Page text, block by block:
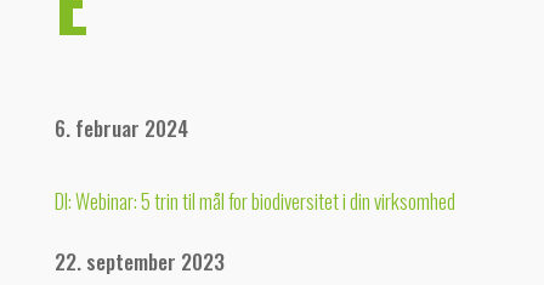
6. februar 2024
DI: Webinar: 5 trin til mål for biodiversitet i din virksomhed
22. september 2023